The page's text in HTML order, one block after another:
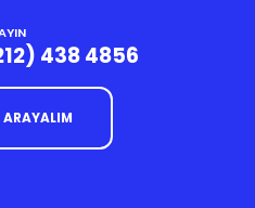
438 4856
ARAYALIM